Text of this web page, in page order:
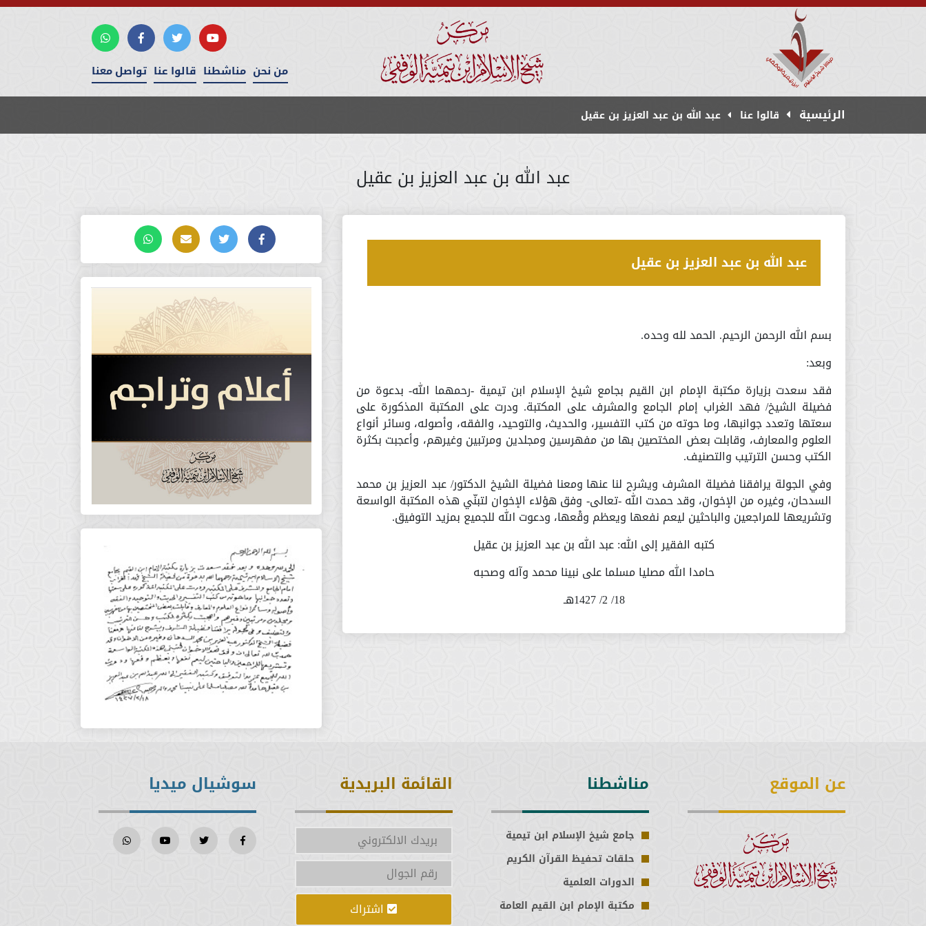
من نحن مناشطنا قالوا عنا تواصل معنا
الرئيسية قالوا عنا عبد الله بن عبد العزيز بن عقيل
عبد الله بن عبد العزيز بن عقيل
عبد الله بن عبد العزيز بن عقيل
بسم الله الرحمن الرحيم. الحمد لله وحده.
وبعد:
فقد سعدت بزيارة مكتبة الإمام ابن القيم بجامع شيخ الإسلام ابن تيمية -رحمهما الله- بدعوة من
فضيلة الشيخ/ فهد الغراب إمام الجامع والمشرف على المكتبة. ودرت على المكتبة المذكورة على
سعتها وتعدد جوانبها، وما حوته من كتب التفسير، والحديث، والتوحيد، والفقه، وأصوله، وسائر أنواع
العلوم والمعارف، وقابلت بعض المختصين بها من مفهرسين ومجلدين ومرتبين وغيرهم، وأعجبت بكثرة
الكتب وحسن الترتيب والتصنيف.
وفي الجولة يرافقنا فضيلة المشرف ويشرح لنا عنها ومعنا فضيلة الشيخ الدكتور/ عبد العزيز بن محمد
السدحان، وغيره من الإخوان، وقد حمدت الله -تعالى- وفق هؤلاء الإخوان لتبنّي هذه المكتبة الواسعة
وتشريعها للمراجعين والباحثين ليعم نفعها ويعظم وقْعها، ودعوت الله للجميع بمزيد التوفيق.
كتبه الفقير إلى الله: عبد الله بن عبد العزيز بن عقيل
حامدا الله مصليا مسلما على نبينا محمد وآله وصحبه
18/ 2/ 1427هـ
عن الموقع مناشطنا
جامع شيخ الإسلام ابن تيمية
حلقات تحفيظ القرآن الكريم
الدورات العلمية
مكتبة الإمام ابن القيم العامة
القائمة البريدية
اشتراك
سوشيال ميديا